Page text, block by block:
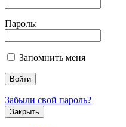
Пароль:
Запомнить меня
Забыли свой пароль?
Закрыть